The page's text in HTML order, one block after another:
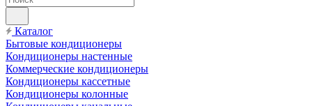
Каталог
Бытовые кондиционеры
Кондиционеры настенные
Коммерческие кондиционеры
Кондиционеры кассетные
Кондиционеры колонные